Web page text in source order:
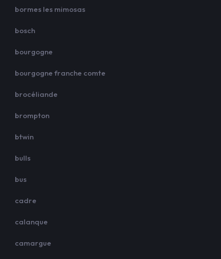
bormes les mimosas
bosch
bourgogne
bourgogne franche comte
brocéliande
brompton
btwin
bulls
bus
cadre
calanque
camargue